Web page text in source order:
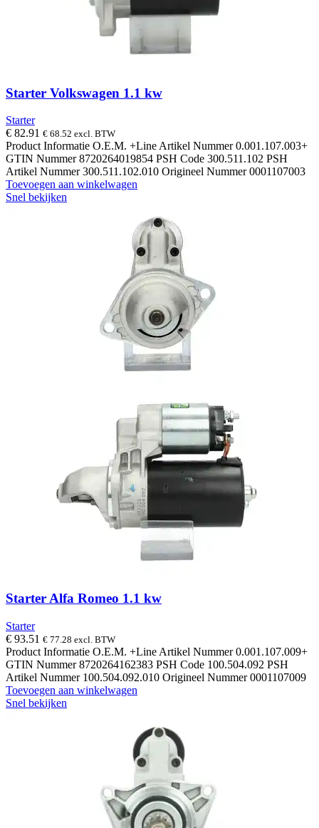
Starter Volkswagen 1.1 kw
Starter
€ 82.91 € 68.52 excl. BTW
Product Informatie O.E.M. +Line Artikel Nummer 0.001.107.003+
GTIN Nummer 8720264019854 PSH Code 300.511.102 PSH
Artikel Nummer 300.511.102.010 Origineel Nummer 0001107003
Toevoegen aan winkelwagen
Snel bekijken
Starter Alfa Romeo 1.1 kw
Starter
€ 93.51 € 77.28 excl. BTW
Product Informatie O.E.M. +Line Artikel Nummer 0.001.107.009+
GTIN Nummer 8720264162383 PSH Code 100.504.092 PSH
Artikel Nummer 100.504.092.010 Origineel Nummer 0001107009
Toevoegen aan winkelwagen
Snel bekijken